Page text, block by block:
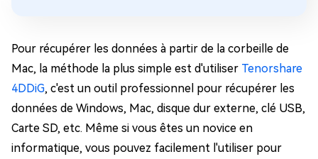
Pour récupérer les données à partir de la corbeille de
Mac, la méthode la plus simple est d'utiliser Tenorshare
4DDiG, c'est un outil professionnel pour récupérer les
données de Windows, Mac, disque dur externe, clé USB,
Carte SD, etc. Même si vous êtes un novice en
informatique, vous pouvez facilement l'utiliser pour